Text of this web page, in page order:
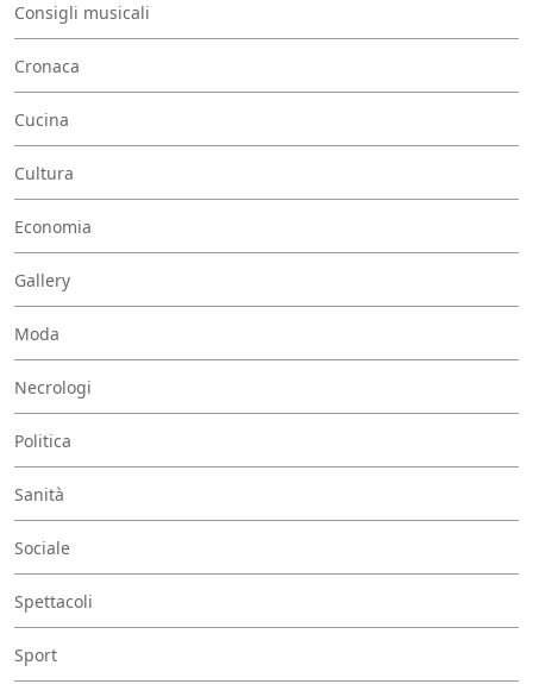
Consigli musicali
Cronaca
Cucina
Cultura
Economia
Gallery
Moda
Necrologi
Politica
Sanità
Sociale
Spettacoli
Sport